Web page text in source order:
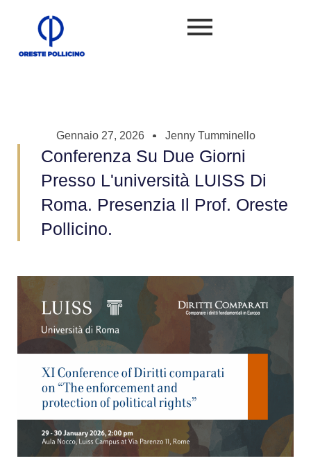
Gennaio 27, 2026 Jenny Tumminello
Conferenza Su Due Giorni
Presso L'università LUISS Di
Roma. Presenzia Il Prof. Oreste
Pollicino.